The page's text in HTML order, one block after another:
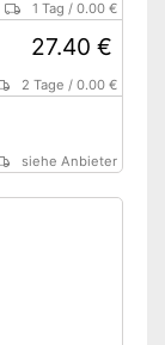
1 Tag /0.00 €
27.40 €
2 Tage /0.00 €
siehe Anbieter